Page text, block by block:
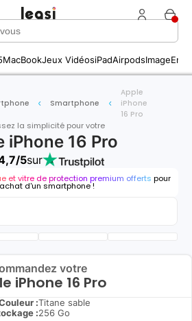
MacBookJeux VidéosiPadAirpodsImage
Smartphone
Apple
iPhone
16 Pro
la simplicité pour votre
iPhone 16 Pro
5sur
et vitre de protection premium offerts pour
d'un smartphone !
votre
iPhone 16 Pro
:Titane sable
:256 Go